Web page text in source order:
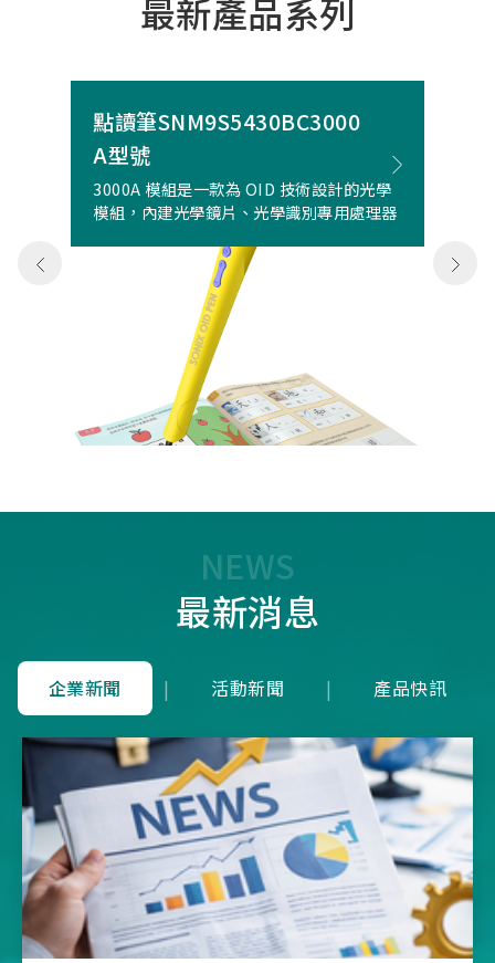
最新產品系列
點讀筆SNM9S5430BC3000
A型號
3000A 模組是一款為 OID 技術設計的光學
模組，內建光學鏡片、光學識別專用處理器
NEWS
最新消息
企業新聞 | 活動新聞 | 產品快訊